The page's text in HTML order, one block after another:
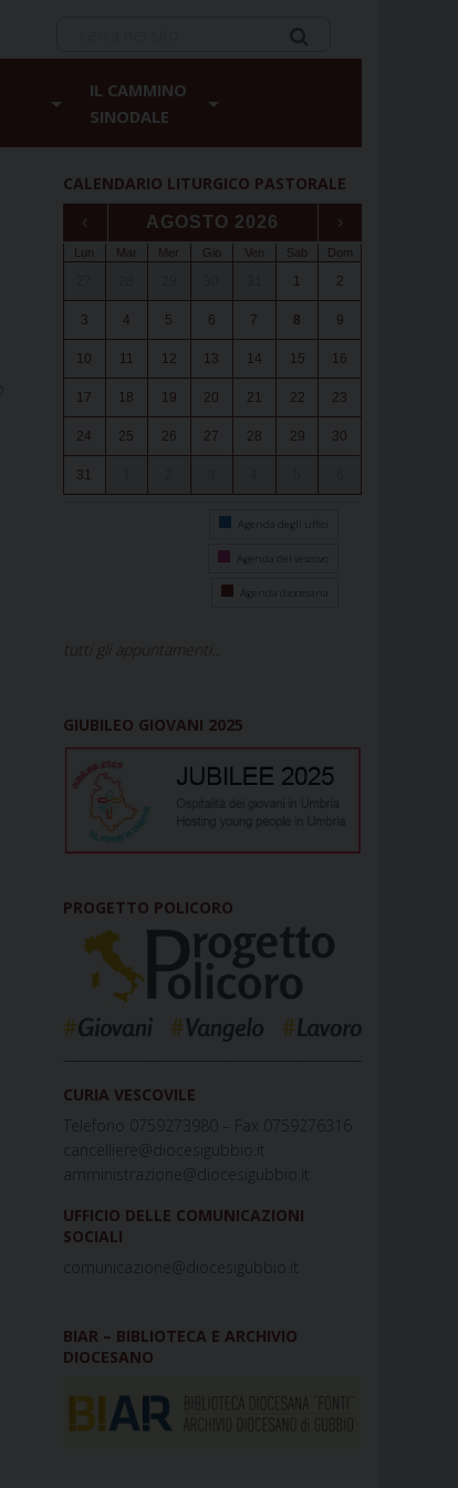
IL CAMMINO
SINODALE
CALENDARIO LITURGICO PASTORALE
‹ AGOSTO 2026 ›
Lun Mar Mer Gio Ven Sab Dom
1 2
3 4 5 6 7 8 9
10 11 12 13 14 15 16
17 18 19 20 21 22 23
24 25 26 27 28 29 30
31
Agenda degli uffici
Agenda del vescovo
Agenda diocesana
tutti gli appuntamenti...
GIUBILEO GIOVANI 2025
PROGETTO POLICORO
CURIA VESCOVILE
Telefono 0759273980 – Fax 0759276316
cancelliere@diocesigubbio.it
amministrazione@diocesigubbio.it
UFFICIO DELLE COMUNICAZIONI
SOCIALI
comunicazione@diocesigubbio.it
BIAR – BIBLIOTECA E ARCHIVIO
DIOCESANO